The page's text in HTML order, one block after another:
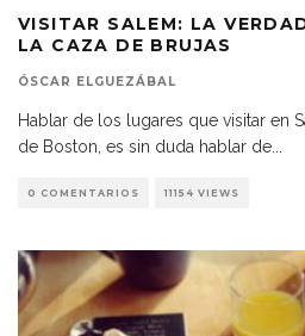
VISITAR SALEM: LA
LA CAZA DE BRUJAS
ÓSCAR ELGUEZÁBAL
Hablar de los lugares que visitar en
de Boston, es sin duda hablar de
0 COMENTARIOS 11154 VIEWS